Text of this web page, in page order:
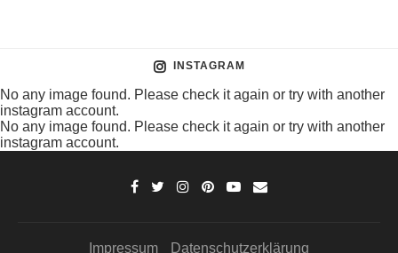
INSTAGRAM
No any image found. Please check it again or try with another
instagram account.
No any image found. Please check it again or try with another
instagram account.
Impressum Datenschutzerklärung